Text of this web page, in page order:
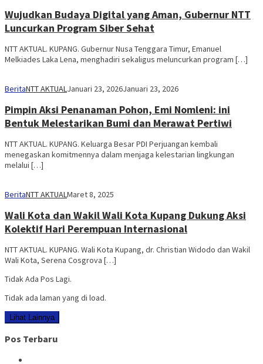
Wujudkan Budaya Digital yang Aman, Gubernur NTT
Luncurkan Program Siber Sehat
NTT AKTUAL. KUPANG. Gubernur Nusa Tenggara Timur, Emanuel
Melkiades Laka Lena, menghadiri sekaligus meluncurkan program […]
BeritaNTT AKTUALJanuari 23, 2026Januari 23, 2026
Pimpin Aksi Penanaman Pohon, Emi Nomleni: ini
Bentuk Melestarikan Bumi dan Merawat Pertiwi
NTT AKTUAL. KUPANG. Keluarga Besar PDI Perjuangan kembali
menegaskan komitmennya dalam menjaga kelestarian lingkungan
melalui […]
BeritaNTT AKTUALMaret 8, 2025
Wali Kota dan Wakil Wali Kota Kupang Dukung Aksi
Kolektif Hari Perempuan Internasional
NTT AKTUAL. KUPANG. Wali Kota Kupang, dr. Christian Widodo dan Wakil
Wali Kota, Serena Cosgrova […]
Tidak Ada Pos Lagi.
Tidak ada laman yang di load.
Lihat Lainnya
Pos Terbaru